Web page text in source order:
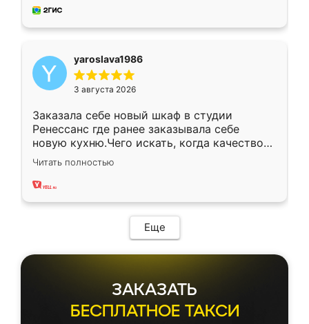
мебель за качественную работу!
yaroslava1986
3 августа 2026
Заказала себе новый шкаф в студии
Ренессанс где ранее заказывала себе
новую кухню.Чего искать, когда качеством
вполне довольна. Служит кухня уже почти
два года, нареканий нет.
Читать полностью
Еще
ЗАКАЗАТЬ
БЕСПЛАТНОЕ ТАКСИ